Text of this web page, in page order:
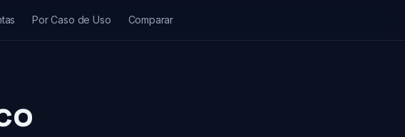
Por Caso de Uso Comparar